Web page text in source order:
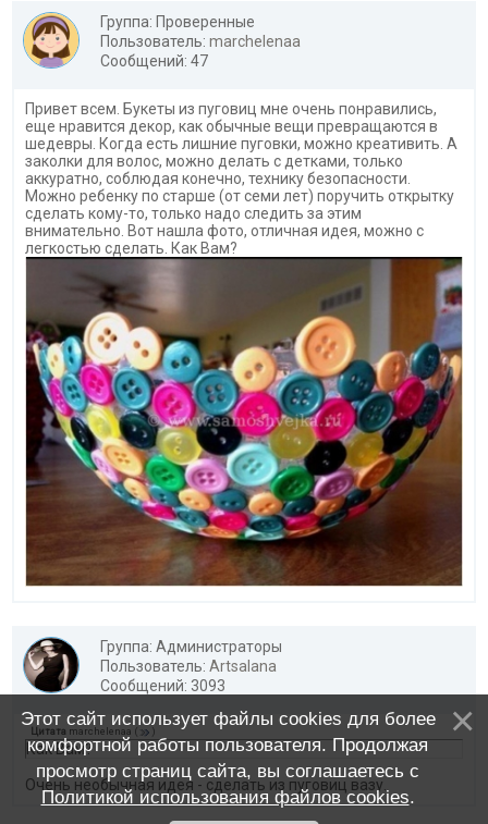
Группа: Проверенные
Пользователь: marchelenaa
Сообщений: 47
Привет всем. Букеты из пуговиц мне очень понравились,
еще нравится декор, как обычные вещи превращаются в
шедевры. Когда есть лишние пуговки, можно креативить. А
заколки для волос, можно делать с детками, только
аккуратно, соблюдая конечно, технику безопасности.
Можно ребенку по старше (от семи лет) поручить открытку
сделать кому-то, только надо следить за этим
внимательно. Вот нашла фото, отличная идея, можно с
легкостью сделать. Как Вам?
Группа: Администраторы
Пользователь: Artsalana
Сообщений: 3093
Цитата marchelenaa ( )
Как Вам?
Очень необычная идея - сделать из пуговиц вазу.
Этот сайт использует файлы cookies для более
комфортной работы пользователя. Продолжая
просмотр страниц сайта, вы соглашаетесь с
Политикой использования файлов cookies.